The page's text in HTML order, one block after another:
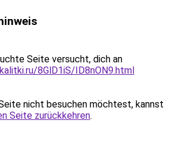
Seite versucht, dich an
8GlD1iS/ID8nON9.html
nicht besuchen möchtest, kannst
Seite zurückkehren.